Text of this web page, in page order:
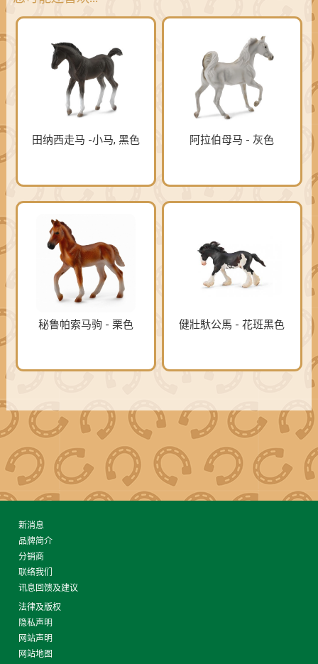
田纳西走马 -小马, 黑色 阿拉伯母马 - 灰色
秘鲁帕索马驹 - 栗色 健壯馱公馬 - 花班黑色
新消息
品牌简介
分销商
联络我们
讯息回馈及建议
法律及版权
隐私声明
网站声明
网站地图